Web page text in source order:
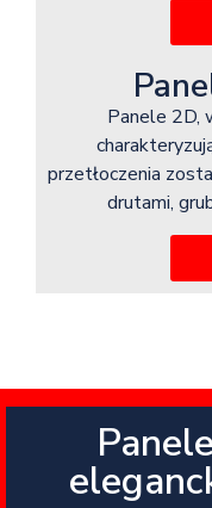
Panele 2D,
przetłoczenia
drutami,